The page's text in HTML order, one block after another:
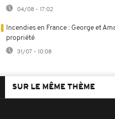
04/08 - 17:02
Incendies en France : George et
propriété
31/07 - 10:08
SUR LE MÊME THÈME